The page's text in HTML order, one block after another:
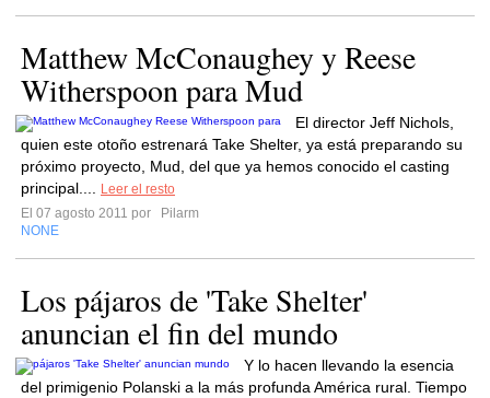
Matthew McConaughey y Reese
Witherspoon para Mud
El director Jeff Nichols,
quien este otoño estrenará Take Shelter, ya está preparando su
próximo proyecto, Mud, del que ya hemos conocido el casting
principal....
Leer el resto
El 07 agosto 2011 por
Pilarm
NONE
Los pájaros de 'Take Shelter'
anuncian el fin del mundo
Y lo hacen llevando la esencia
del primigenio Polanski a la más profunda América rural. Tiempo